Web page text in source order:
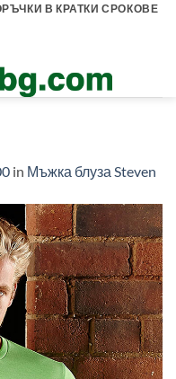
В КРАТКИ СРОКОВЕ
in Мъжка блуза Steven